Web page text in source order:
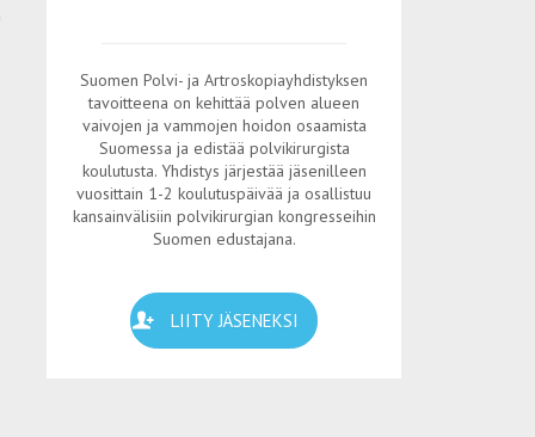
Suomen Polvi- ja Artroskopiayhdistyksen
tavoitteena on kehittää polven alueen
vaivojen ja vammojen hoidon osaamista
Suomessa ja edistää polvikirurgista
koulutusta. Yhdistys järjestää jäsenilleen
vuosittain 1-2 koulutuspäivää ja osallistuu
kansainvälisiin polvikirurgian kongresseihin
Suomen edustajana.
LIITY JÄSENEKSI